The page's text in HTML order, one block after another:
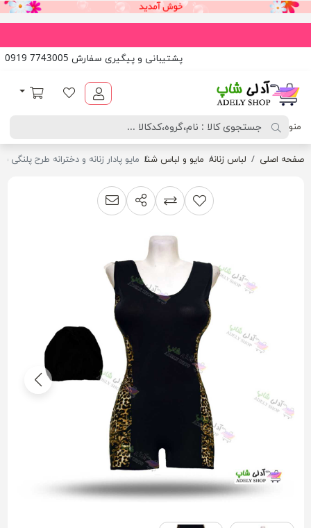
پشتیبانی و پیگیری سفارش 7743005 0919
لیست مورد علاقه
سبد خرید
منو
صفحه اصلی لباس زنانه مایو و لباس شنا مایو پادار زنانه و دخترانه طرح پلنگی
افزودن به لیست مقایسه
اشتراک گذاریپیشنهاد به دوست